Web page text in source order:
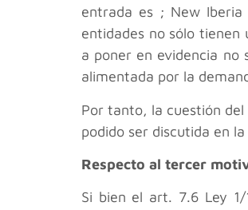
entrada es ; New
entidades no sólo
a poner en evidencia no
alimentada por la
Por tanto, la cuestión
podido ser discutida en
Respecto al tercer
Si bien el art. 7.6 Ley